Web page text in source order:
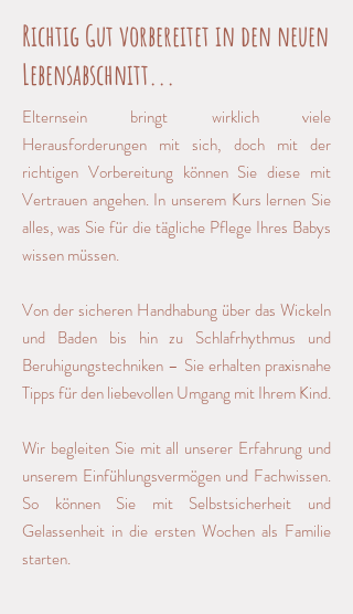
Richtig Gut vorbereitet in den neuen
Lebensabschnitt...
Elternsein bringt wirklich viele
Herausforderungen mit sich, doch mit der
richtigen Vorbereitung können Sie diese mit
Vertrauen angehen. In unserem Kurs lernen Sie
alles, was Sie für die tägliche Pflege Ihres Babys
wissen müssen.
Von der sicheren Handhabung über das Wickeln
und Baden bis hin zu Schlafrhythmus und
Beruhigungstechniken – Sie erhalten praxisnahe
Tipps für den liebevollen Umgang mit Ihrem Kind.
Wir begleiten Sie mit all unserer Erfahrung und
unserem Einfühlungsvermögen und Fachwissen.
So können Sie mit Selbstsicherheit und
Gelassenheit in die ersten Wochen als Familie
starten.